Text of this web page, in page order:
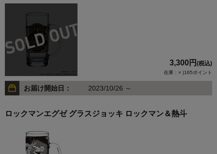
3,300円 (税込)
在庫：× |165ポイント
お届け開始日： 2023/10/26 ～
ロックマンエグゼ グラスジョッキ ロックマン＆熱斗